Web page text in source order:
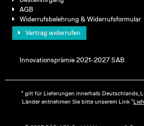
AGB
Widerrufsbelehrung & Widerrufsformular
Vertrag widerrufen
Innovationsprämie 2021-2027 SAB
* gilt für Lieferungen innerhalb Deutschlands,
Länder entnehmen Sie bitte unserem Link "